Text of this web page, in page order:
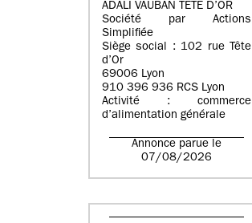
ADALI VAUBAN TETE D’OR
Société par Actions
Simplifiée
Siège social : 102 rue Tête
d’Or
69006 Lyon
910 396 936 RCS Lyon
Activité : commerce
d’alimentation générale
Annonce parue le
07/08/2026